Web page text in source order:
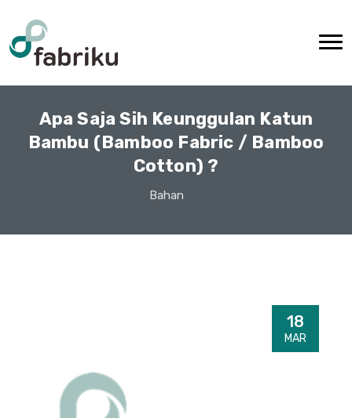
Apa Saja Sih Keunggulan Katun
Bambu (Bamboo Fabric / Bamboo
Cotton) ?
Bahan
18
MAR